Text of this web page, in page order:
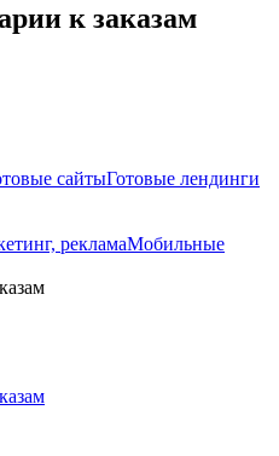
к заказам
сайтыГотовые лендинги
рекламаМобильные